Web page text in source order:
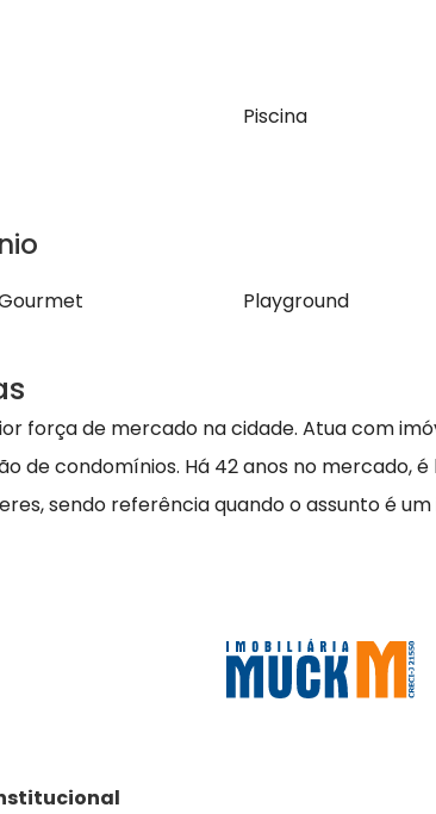
Piscina
Playground
força de mercado na cidade. Atua com
de condomínios. Há 42 anos no mercado, é
sendo referência quando o assunto é